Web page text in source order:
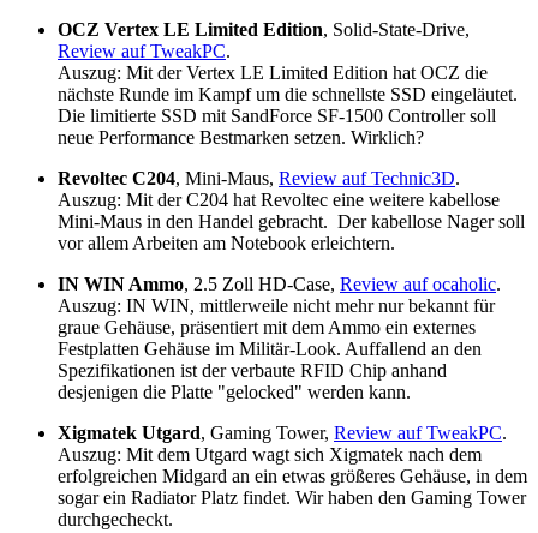
OCZ Vertex LE Limited Edition, Solid-State-Drive,
Review auf TweakPC.
Auszug: Mit der Vertex LE Limited Edition hat OCZ die
nächste Runde im Kampf um die schnellste SSD eingeläutet.
Die limitierte SSD mit SandForce SF-1500 Controller soll
neue Performance Bestmarken setzen. Wirklich?
Revoltec C204, Mini-Maus, Review auf Technic3D.
Auszug: Mit der C204 hat Revoltec eine weitere kabellose
Mini-Maus in den Handel gebracht. Der kabellose Nager soll
vor allem Arbeiten am Notebook erleichtern.
IN WIN Ammo, 2.5 Zoll HD-Case, Review auf ocaholic.
Auszug: IN WIN, mittlerweile nicht mehr nur bekannt für
graue Gehäuse, präsentiert mit dem Ammo ein externes
Festplatten Gehäuse im Militär-Look. Auffallend an den
Spezifikationen ist der verbaute RFID Chip anhand
desjenigen die Platte "gelocked" werden kann.
Xigmatek Utgard, Gaming Tower, Review auf TweakPC.
Auszug: Mit dem Utgard wagt sich Xigmatek nach dem
erfolgreichen Midgard an ein etwas größeres Gehäuse, in dem
sogar ein Radiator Platz findet. Wir haben den Gaming Tower
durchgecheckt.